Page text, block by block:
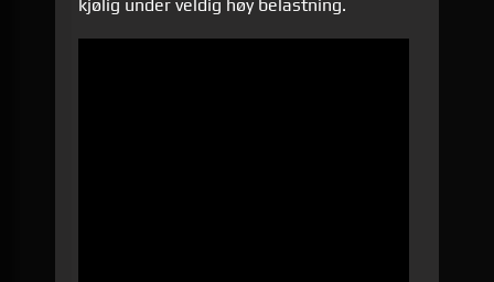
kjølig under veldig høy belastning.